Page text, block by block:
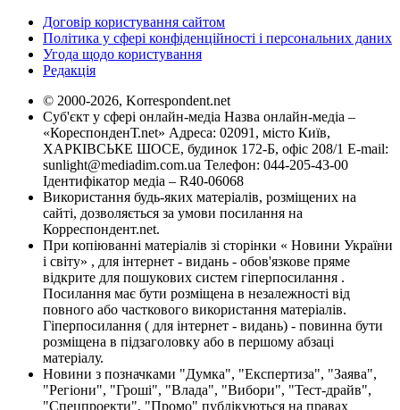
Договір користування сайтом
Політика у сфері конфіденційності і персональних даних
Угода щодо користування
Редакція
© 2000-2026, Korrespondent.net
Суб'єкт у сфері онлайн-медіа Назва онлайн-медіа –
«КореспонденТ.net» Адреса: 02091, місто Київ,
ХАРКІВСЬКЕ ШОСЕ, будинок 172-Б, офіс 208/1 E-mail:
sunlight@mediadim.com.ua Телефон: 044-205-43-00
Ідентифікатор медіа – R40-06068
Використання будь-яких матеріалів, розміщених на
сайті, дозволяється за умови посилання на
Корреспондент.net.
При копіюванні матеріалів зі сторінки « Новини України
і світу» , для інтернет - видань - обов'язкове пряме
відкрите для пошукових систем гіперпосилання .
Посилання має бути розміщена в незалежності від
повного або часткового використання матеріалів.
Гіперпосилання ( для інтернет - видань) - повинна бути
розміщена в підзаголовку або в першому абзаці
матеріалу.
Новини з позначками "Думка", "Експертиза", "Заява",
"Регіони", "Гроші", "Влада", "Вибори", "Тест-драйв",
"Спецпроекти", "Промо" публікуються на правах